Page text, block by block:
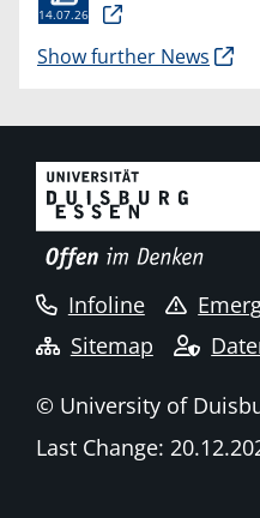
14.07.26
Show further News
Infoline
Sitemap
© University of
Last Change: